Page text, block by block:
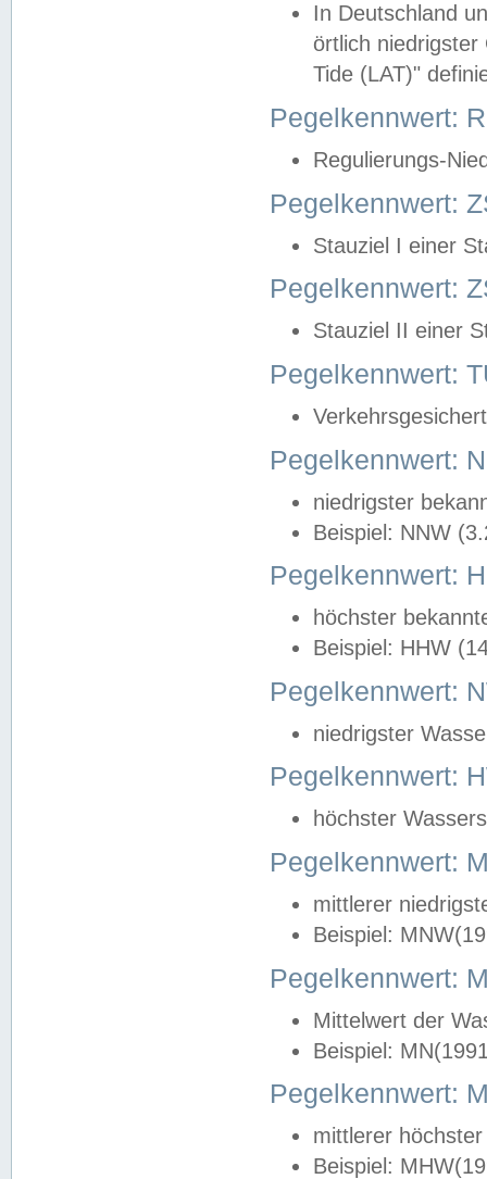
In Deutschland
örtlich
Tide (LAT)"
Pegelkennwert:
Regulierungs-
Pegelkennwert:
Stauziel I einer
Pegelkennwert:
Stauziel II einer
Pegelkennwert:
Pegelkennwert:
niedrigster
Beispiel: NNW
Pegelkennwert:
höchster
Beispiel: HHW
Pegelkennwert:
niedrigster
Pegelkennwert:
höchster
Pegelkennwert:
mittlerer
Beispiel:
Pegelkennwert:
Mittelwert der
Beispiel:
Pegelkennwert:
mittlerer
Beispiel: